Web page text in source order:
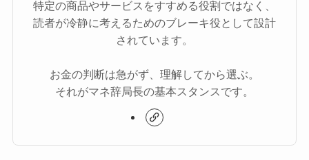
特定の商品やサービスをすすめる役割ではなく、
読者が冷静に考えるためのブレーキ役として設計
されています。
お金の判断は急がず、理解してから選ぶ。
それがマネ辞局長の基本スタンスです。